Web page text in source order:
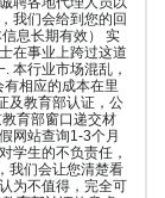
我们会给到您的回
息长期有效） 实
在事业上跨过这道
行业市场混乱，
相应的成本在里
教育部认证，公
育部窗口递交材
网站查询1-3个月
学生的不负责任，
我们会让您清楚看
为不值得，完全可